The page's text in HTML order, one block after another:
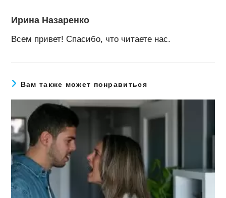
Ирина Назаренко
Всем привет! Спасибо, что читаете нас.
Вам также может понравиться